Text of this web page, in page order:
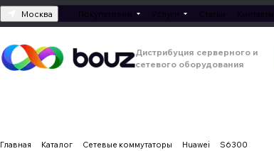
Москва Покупателям Услуги Статьи Контакты
Дистрибуция серверного и
сетевого оборудования
Главная Каталог Сетевые коммутаторы Huawei S6300